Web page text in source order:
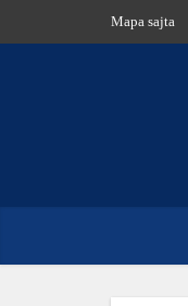
Mapa sajta